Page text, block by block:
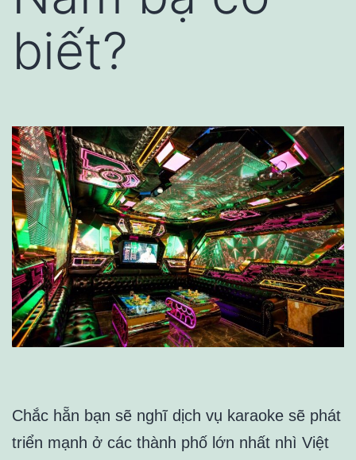
biết?
Chắc hẵn bạn sẽ nghĩ dịch vụ karaoke sẽ phát
triển mạnh ở các thành phố lớn nhất nhì Việt